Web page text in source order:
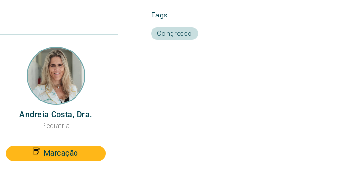
Andreia Costa, Dra.
Pediatria
Marcação
Tags
Congresso